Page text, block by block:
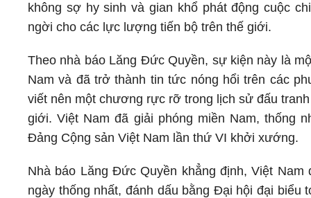
không sợ hy sinh và gian khổ phát động cuộc
ngời cho các lực lượng tiến bộ trên thế giới.
Theo nhà báo Lăng Đức Quyền, sự kiện này là
Nam và đã trở thành tin tức nóng hổi trên các
viết nên một chương rực rỡ trong lịch sử đấu
giới. Việt Nam đã giải phóng miền Nam, thống
Đảng Cộng sản Việt Nam lần thứ VI khởi xướng.
Nhà báo Lăng Đức Quyền khẳng định, Việt
ngày thống nhất, đánh dấu bằng Đại hội đại